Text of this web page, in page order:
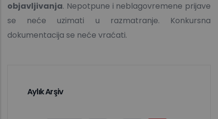
objavljivanja. Nepotpune i neblagovremene prijave
se neće uzimati u razmatranje. Konkursna
dokumentacija se neće vraćati.
Aylık Arşiv